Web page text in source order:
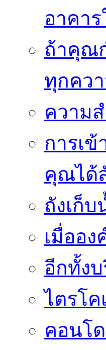
อาคา
ถ้าคุณ
ทุกคว
ความ
การเ
คุณได้
ถังเก็
เมื่ออ
อีกทั้ง
ไตรโ
คอนโ